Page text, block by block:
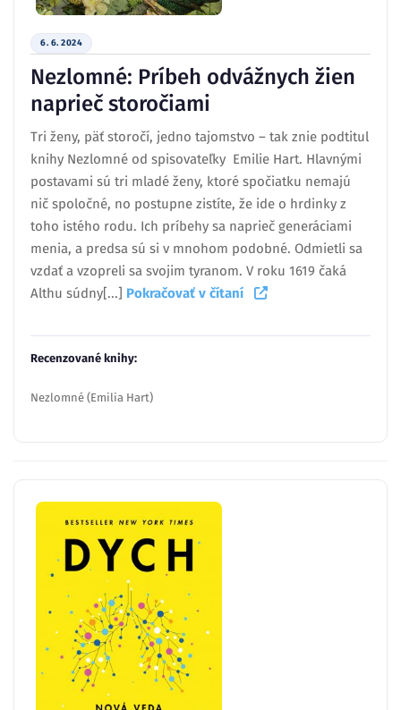
6. 6. 2024
Nezlomné: Príbeh odvážnych žien
naprieč storočiami
Tri ženy, päť storočí, jedno tajomstvo – tak znie podtitul
knihy Nezlomné od spisovateľky Emilie Hart. Hlavnými
postavami sú tri mladé ženy, ktoré spočiatku nemajú
nič spoločné, no postupne zistíte, že ide o hrdinky z
toho istého rodu. Ich príbehy sa naprieč generáciami
menia, a predsa sú si v mnohom podobné. Odmietli sa
vzdať a vzopreli sa svojim tyranom. V roku 1619 čaká
Althu súdny[...] Pokračovať v čítaní
Recenzované knihy:
Nezlomné (Emilia Hart)